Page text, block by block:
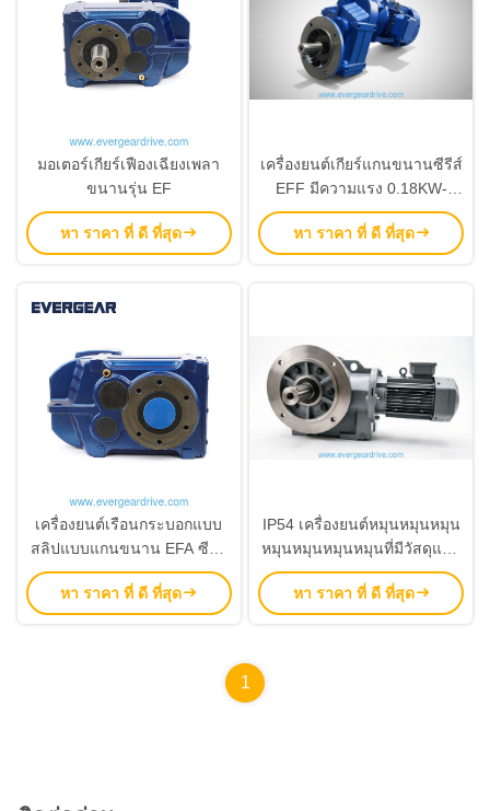
มอเตอร์เกียร์เฟืองเฉียงเพลา
ขนานรุ่น EF
หา ราคา ที่ ดี ที่สุด
เครื่องยนต์เกียร์แกนขนานซีรีส์
EFF มีความแรง 0.18KW-
200KW และแรงปั่น 200N.m-
18000N.m พร้อมระบบป้องกัน
การเกียร์ C1-C5
หา ราคา ที่ ดี ที่สุด
เครื่องยนต์เรือนกระบอกแบบ
สลิปแบบแกนขนาน EFA ซีรี่ย์
0.18KW-200KW ระยะกําลัง
และ 200N.m-18000N.m
ทอร์คผลิต
หา ราคา ที่ ดี ที่สุด
IP54 เครื่องยนต์หมุนหมุนหมุน
หมุนหมุนหมุนหมุนที่มีวัสดุแกน
40Cr และ 20CrMnTi เห
มาะสําหรับการใช้งาน
อุตสาหกรรมต่าง ๆ
หา ราคา ที่ ดี ที่สุด
1